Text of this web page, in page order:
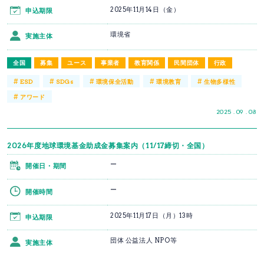
全国 募集 ユース 事業者 教育関係 民間団体 行政
2025 . 09 . 08
申込期限 2025年11月14日（金）
実施主体 環境省
#ESD # SDGs # 環境保全活動 #環境教育 #生物多様性
# アワード
2026年度地球環境基金助成金募集案内（11/17締切・全国）
開催日・期間 ー
開催時間 ー
申込期限 2025年11月17日（月）13時
実施主体 団体 公益法人 NPO等